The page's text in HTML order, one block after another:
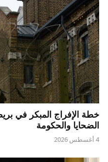
خطة الإفراج المبكر في
الضحايا والحكومة
4 أغسطس 2026